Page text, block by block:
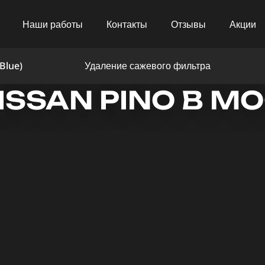
Наши работы Контакты Отзывы Акции
Удаление сажевого фильтра
PINO В